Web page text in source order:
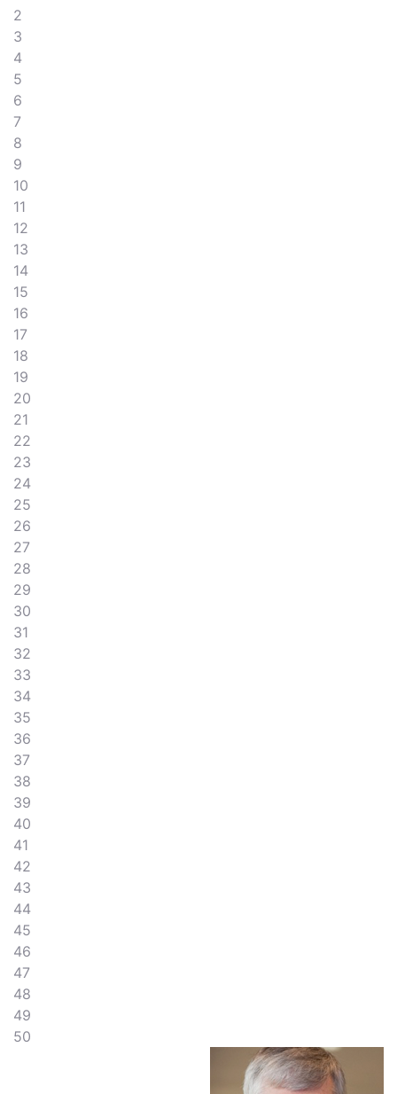
2
3
4
5
6
7
8
9
10
11
12
13
14
15
16
17
18
19
20
21
22
23
24
25
26
27
28
29
30
31
32
33
34
35
36
37
38
39
40
41
42
43
44
45
46
47
48
49
50